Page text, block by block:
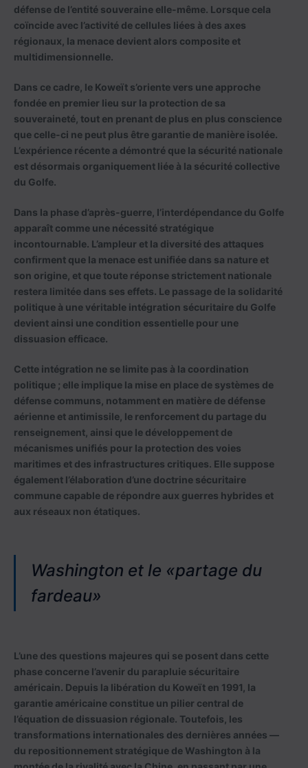
défense de l’entité souveraine elle-même. Lorsque cela
coïncide avec l’activité de cellules liées à des axes
régionaux, la menace devient alors composite et
multidimensionnelle.
Dans ce cadre, le Koweït s’oriente vers une approche
fondée en premier lieu sur la protection de sa
souveraineté, tout en prenant de plus en plus conscience
que celle-ci ne peut plus être garantie de manière isolée.
L’expérience récente a démontré que la sécurité nationale
est désormais organiquement liée à la sécurité collective
du Golfe.
Dans la phase d’après-guerre, l’interdépendance du Golfe
apparaît comme une nécessité stratégique
incontournable. L’ampleur et la diversité des attaques
confirment que la menace est unifiée dans sa nature et
son origine, et que toute réponse strictement nationale
restera limitée dans ses effets. Le passage de la solidarité
politique à une véritable intégration sécuritaire du Golfe
devient ainsi une condition essentielle pour une
dissuasion efficace.
Cette intégration ne se limite pas à la coordination
politique ; elle implique la mise en place de systèmes de
défense communs, notamment en matière de défense
aérienne et antimissile, le renforcement du partage du
renseignement, ainsi que le développement de
mécanismes unifiés pour la protection des voies
maritimes et des infrastructures critiques. Elle suppose
également l’élaboration d’une doctrine sécuritaire
commune capable de répondre aux guerres hybrides et
aux réseaux non étatiques.
Washington et le «partage du
fardeau»
L’une des questions majeures qui se posent dans cette
phase concerne l’avenir du parapluie sécuritaire
américain. Depuis la libération du Koweït en 1991, la
garantie américaine constitue un pilier central de
l’équation de dissuasion régionale. Toutefois, les
transformations internationales des dernières années —
du repositionnement stratégique de Washington à la